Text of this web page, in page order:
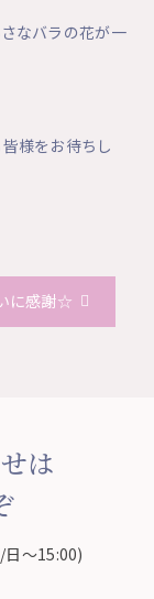
なバラの花が一
様をお待ちし
に感謝☆
は
～15:00)